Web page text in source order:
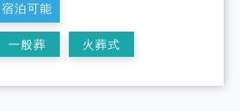
宿泊可能
一般葬 火葬式